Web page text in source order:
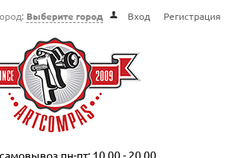
Выберите город Вход Регистрация
пн-пт: 10.00 - 20.00